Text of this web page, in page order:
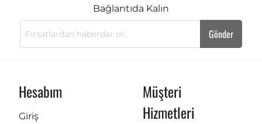
Bağlantıda Kalın
Gönder
Hesabım
Giriş
Müşteri
Hizmetleri